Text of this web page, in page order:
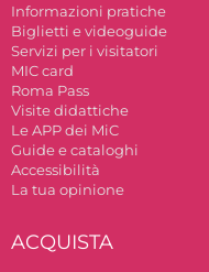
Informazioni pratiche
Biglietti e videoguide
Servizi per i visitatori
MIC card
Roma Pass
Visite didattiche
Le APP dei MiC
Guide e cataloghi
Accessibilità
La tua opinione
ACQUISTA